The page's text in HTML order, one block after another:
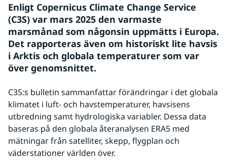
Enligt Copernicus Climate Change Service
(C3S) var mars 2025 den varmaste
marsmånad som någonsin uppmätts i Europa.
Det rapporteras även om historiskt lite havsis
i Arktis och globala temperaturer som var
över genomsnittet.
C3S:s bulletin sammanfattar förändringar i det globala
klimatet i luft- och havstemperaturer, havsisens
utbredning samt hydrologiska variabler. Dessa data
baseras på den globala återanalysen ERA5 med
mätningar från satelliter, skepp, flygplan och
väderstationer världen över.